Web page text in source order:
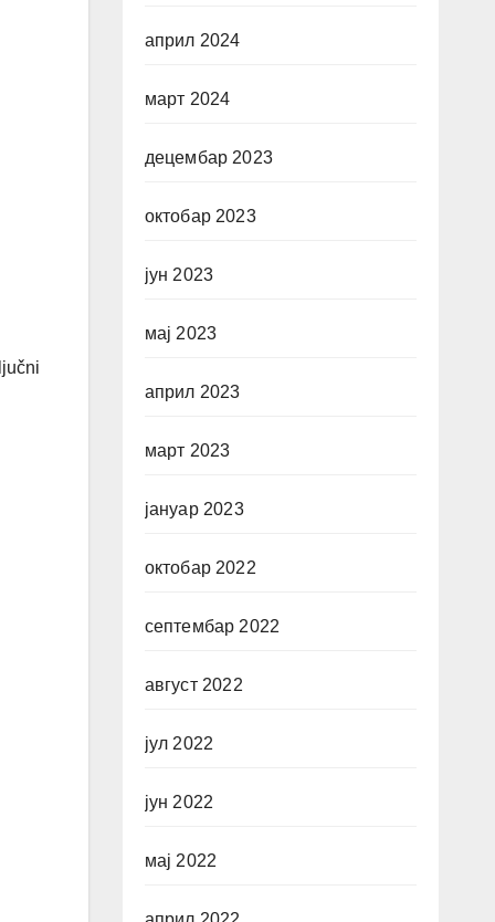
април 2024
март 2024
децембар 2023
октобар 2023
јун 2023
мај 2023
април 2023
март 2023
јануар 2023
октобар 2022
септембар 2022
август 2022
јул 2022
јун 2022
мај 2022